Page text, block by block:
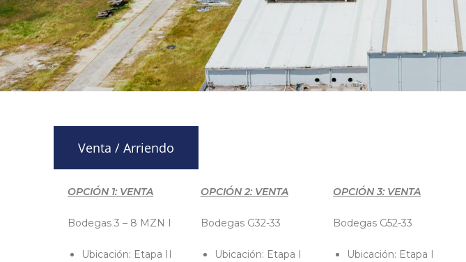
Venta / Arriendo
OPCIÓN 1: VENTA
Bodegas 3 – 8 MZN I
Ubicación: Etapa II
OPCIÓN 2: VENTA
Bodegas G32-33
Ubicación: Etapa I
OPCIÓN 3: VENTA
Bodegas G52-33
Ubicación: Etapa I